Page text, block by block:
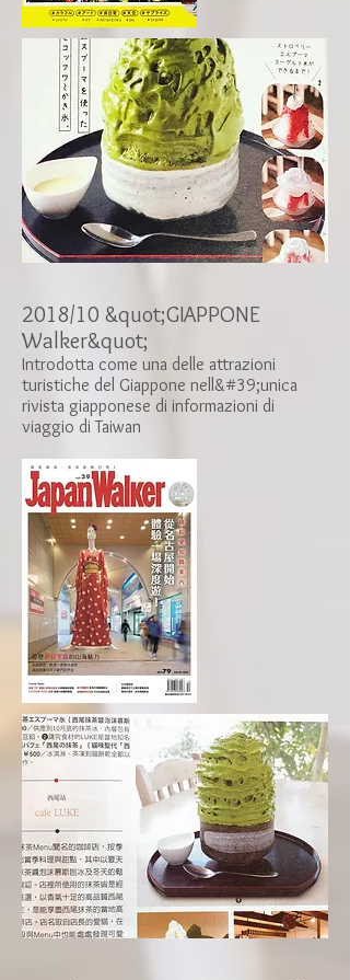
2018/10 &quot;GIAPPONE
Walker&quot;
​Introdotta come una delle attrazioni
turistiche del Giappone nell&#39;unica
rivista giapponese di informazioni di
viaggio di Taiwan